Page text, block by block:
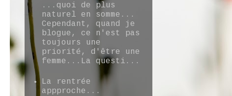
...quoi de plus
naturel en somme...
Cependant, quand je
blogue, ce n'est pas
toujours une
priorité, d'être une
femme...La questi...
La rentrée
appproche...